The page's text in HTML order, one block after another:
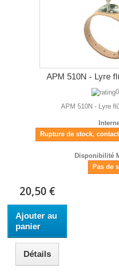
APM 510N - Lyre
APM 510N - Lyre
Rupture de stock,
Disponibilité
Pas de
20,50 €
Ajouter au
panier
Détails